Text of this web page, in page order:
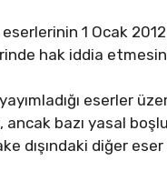
1 Ocak
hak iddia
eserler
bazı yasal
dışındaki diğer